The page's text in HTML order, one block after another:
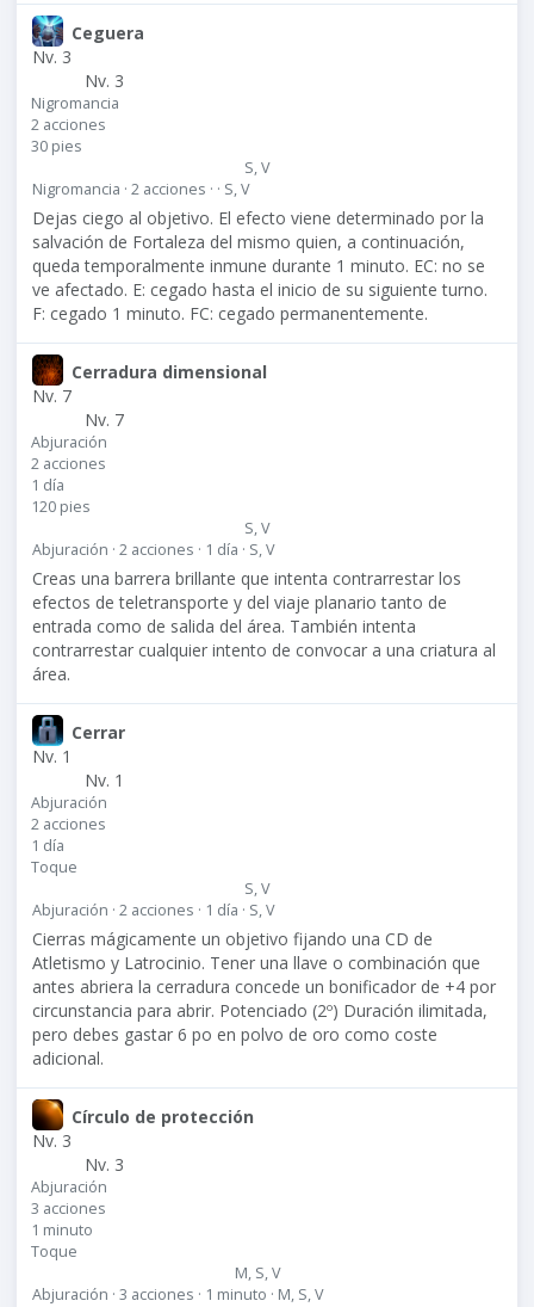
Ceguera
Nv. 3
Nv. 3
Nigromancia
2 acciones
30 pies
S, V
Nigromancia · 2 acciones · · S, V
Dejas ciego al objetivo. El efecto viene determinado por la
salvación de Fortaleza del mismo quien, a continuación,
queda temporalmente inmune durante 1 minuto. EC: no se
ve afectado. E: cegado hasta el inicio de su siguiente turno.
F: cegado 1 minuto. FC: cegado permanentemente.
Cerradura dimensional
Nv. 7
Nv. 7
Abjuración
2 acciones
1 día
120 pies
S, V
Abjuración · 2 acciones · 1 día · S, V
Creas una barrera brillante que intenta contrarrestar los
efectos de teletransporte y del viaje planario tanto de
entrada como de salida del área. También intenta
contrarrestar cualquier intento de convocar a una criatura al
área.
Cerrar
Nv. 1
Nv. 1
Abjuración
2 acciones
1 día
Toque
S, V
Abjuración · 2 acciones · 1 día · S, V
Cierras mágicamente un objetivo fijando una CD de
Atletismo y Latrocinio. Tener una llave o combinación que
antes abriera la cerradura concede un bonificador de +4 por
circunstancia para abrir. Potenciado (2º) Duración ilimitada,
pero debes gastar 6 po en polvo de oro como coste
adicional.
Círculo de protección
Nv. 3
Nv. 3
Abjuración
3 acciones
1 minuto
Toque
M, S, V
Abjuración · 3 acciones · 1 minuto · M, S, V